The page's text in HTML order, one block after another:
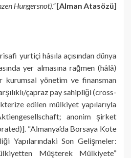
Hungersnot).”[Alman Atasözü]
yurtiçi hâsıla açısından dünya
yer almasına rağmen (hâlâ)
kurumsal yönetim ve finansman
çapraz pay sahipliği (cross-
edilen mülkiyet yapılarıyla
anonim şirket
“Almanya’da Borsaya Kote
Yapılarındaki Son Gelişmeler:
Müşterek Mülkiyete”